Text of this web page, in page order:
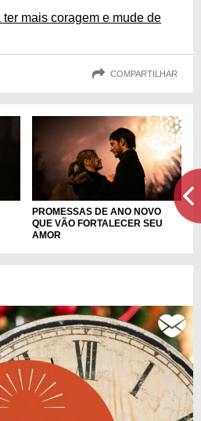
mais coragem e mude de
COMPARTILHAR
PROMESSAS DE ANO NOVO
QUE VÃO FORTALECER SEU
AMOR